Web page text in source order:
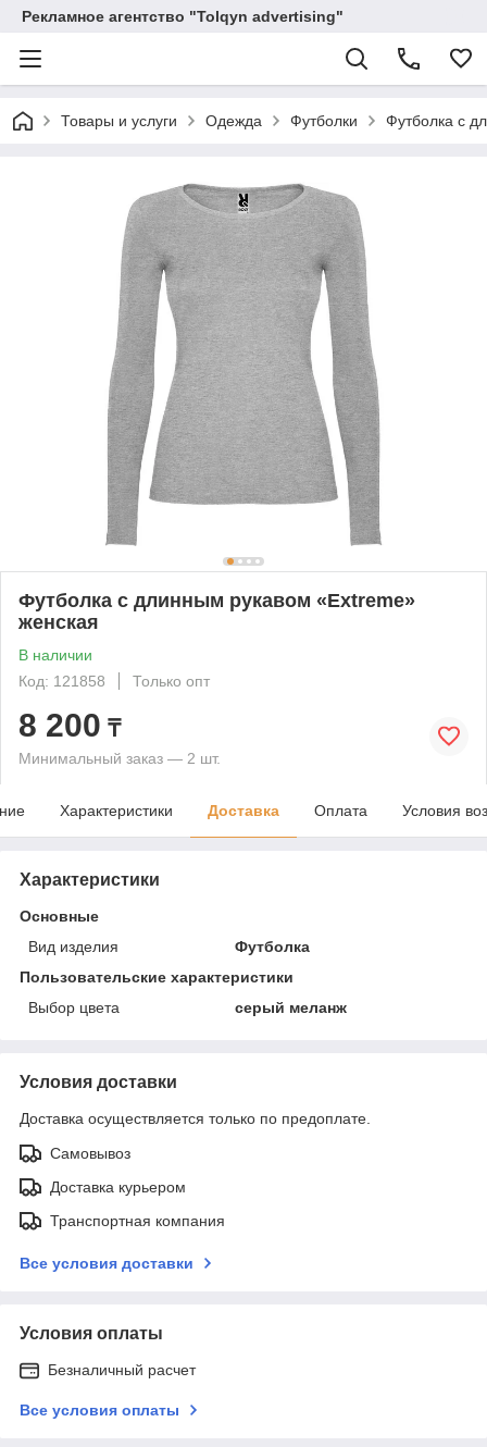
Рекламное агентство "Tolqyn advertising"
Товары и услуги Одежда Футболки Футболка c
Футболка c длинным рукавом «Extreme»
женская
В наличии
Код: 121858
Только опт
8 200 ₸
Минимальный заказ — 2 шт.
Характеристики Доставка Оплата Условия
Характеристики
Основные
Вид изделия
Футболка
Пользовательские характеристики
Выбор цвета
серый меланж
Условия доставки
Доставка осуществляется только по предоплате.
Самовывоз
Доставка курьером
Транспортная компания
Все условия доставки
Условия оплаты
Безналичный расчет
Все условия оплаты